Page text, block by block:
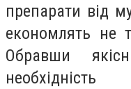
препарати від
економлять не
Обравши